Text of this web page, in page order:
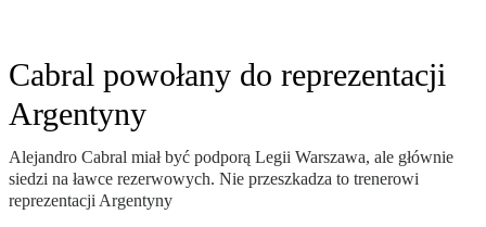
Cabral powołany do reprezentacji
Argentyny
Alejandro Cabral miał być podporą Legii Warszawa, ale głównie
siedzi na ławce rezerwowych. Nie przeszkadza to trenerowi
reprezentacji Argentyny